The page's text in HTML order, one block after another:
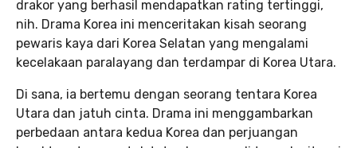
drakor yang berhasil mendapatkan rating tertinggi,
nih. Drama Korea ini menceritakan kisah seorang
pewaris kaya dari Korea Selatan yang mengalami
kecelakaan paralayang dan terdampar di Korea Utara.
Di sana, ia bertemu dengan seorang tentara Korea
Utara dan jatuh cinta. Drama ini menggambarkan
perbedaan antara kedua Korea dan perjuangan